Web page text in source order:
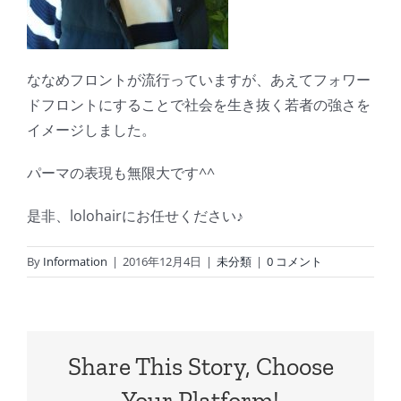
ななめフロントが流行っていますが、あえてフォワー
ドフロントにすることで社会を生き抜く若者の強さを
イメージしました。
パーマの表現も無限大です^^
是非、lolohairにお任せください♪
By Information | 2016年12月4日 | 未分類 | 0 コメント
Share This Story, Choose